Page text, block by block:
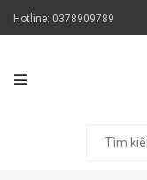
Hotline: 0378909789